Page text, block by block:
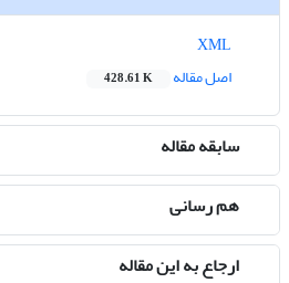
اصل مقاله
428.61 K
سابقه مقاله
هم رسانی
ارجاع به این مقاله